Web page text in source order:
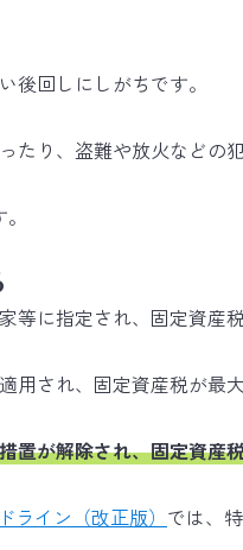
後回しにしがちです。
たり、盗難や放火などの
等に指定され、固定資産
され、固定資産税が最
置が解除され、固定資産
イン（改正版） では、